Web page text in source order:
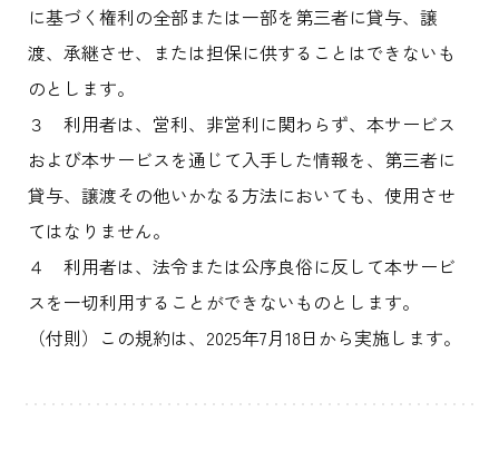
に基づく権利の全部または一部を第三者に貸与、譲
渡、承継させ、または担保に供することはできないも
のとします。
３ 利用者は、営利、非営利に関わらず、本サービス
および本サービスを通じて入手した情報を、第三者に
貸与、譲渡その他いかなる方法においても、使用させ
てはなりません。
４ 利用者は、法令または公序良俗に反して本サービ
スを一切利用することができないものとします。
（付則）この規約は、2025年7月18日から実施します。